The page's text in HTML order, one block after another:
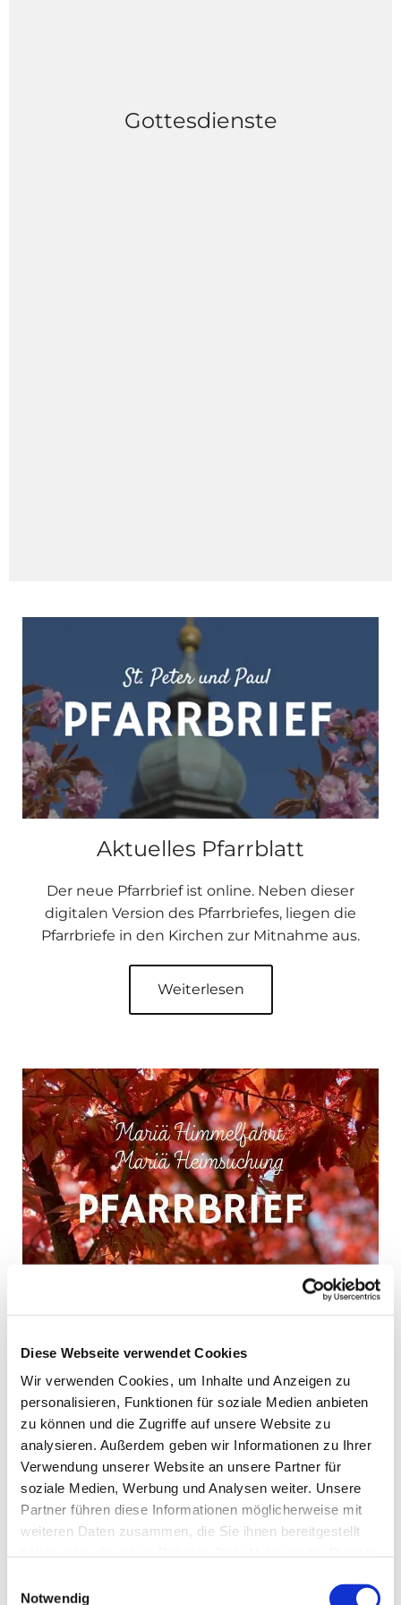
Diese Webseite verwendet Cookies
Wir verwenden Cookies, um Inhalte und Anzeigen zu
personalisieren, Funktionen für soziale Medien anbieten
zu können und die Zugriffe auf unsere Website zu
analysieren. Außerdem geben wir Informationen zu Ihrer
Verwendung unserer Website an unsere Partner für
soziale Medien, Werbung und Analysen weiter. Unsere
Partner führen diese Informationen möglicherweise mit
weiteren Daten zusammen, die Sie ihnen bereitgestellt
Notwendig
Gottesdienste
Aktuelles Pfarrblatt
Der neue Pfarrbrief ist online. Neben dieser
digitalen Version des Pfarrbriefes, liegen die
Pfarrbriefe in den Kirchen zur Mitnahme aus.
Weiterlesen
Der neue Pfarrbrief ist online. Neben dieser
Pfarrbriefe in den Kirchen zur Mitnahme aus.
Weiterlesen